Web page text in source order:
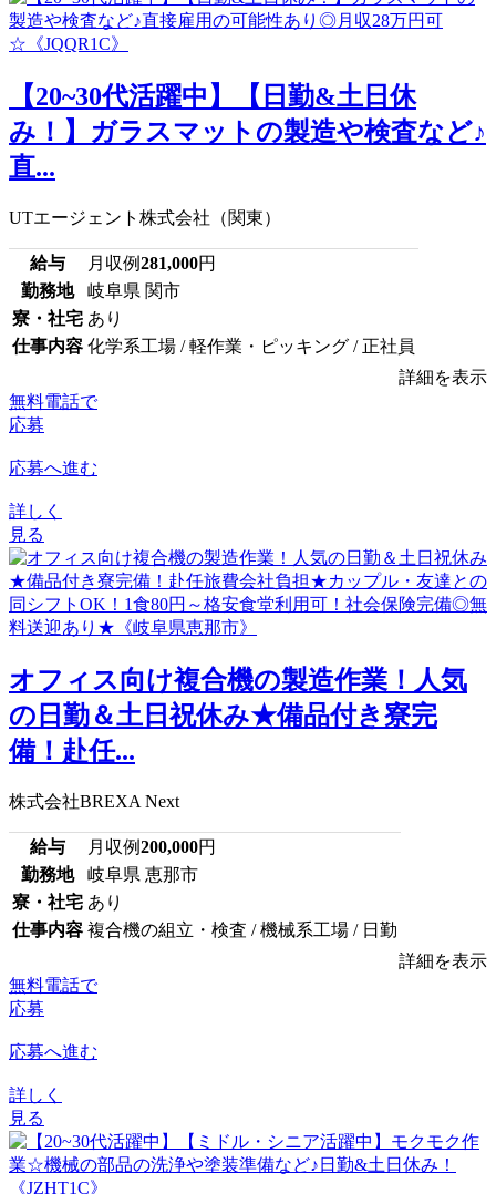
【20~30代活躍中】【日勤&土日休
み！】ガラスマットの製造や検査など♪
直...
UTエージェント株式会社（関東）
給与 月収例281,000円
勤務地
岐阜県 関市
寮・社宅 あり
仕事内容 化学系工場 / 軽作業・ピッキング / 正社員
詳細を表示
無料電話で
応募
応募へ進む
詳しく
見る
オフィス向け複合機の製造作業！人気
の日勤＆土日祝休み★備品付き寮完
備！赴任...
株式会社BREXA Next
給与 月収例200,000円
勤務地
岐阜県 恵那市
寮・社宅 あり
仕事内容 複合機の組立・検査 / 機械系工場 / 日勤
詳細を表示
無料電話で
応募
応募へ進む
詳しく
見る